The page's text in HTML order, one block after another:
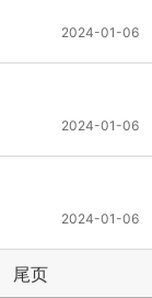
2024-01-06
2024-01-06
2024-01-06
尾页